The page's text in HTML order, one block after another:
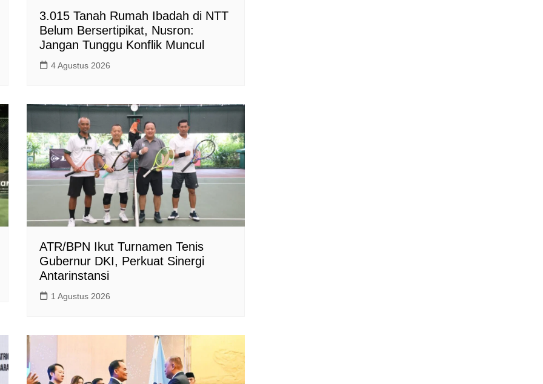
3.015 Tanah Rumah Ibadah di NTT
Belum Bersertipikat, Nusron:
Jangan Tunggu Konflik Muncul
4 Agustus 2026
ATR/BPN Ikut Turnamen Tenis
Gubernur DKI, Perkuat Sinergi
Antarinstansi
1 Agustus 2026